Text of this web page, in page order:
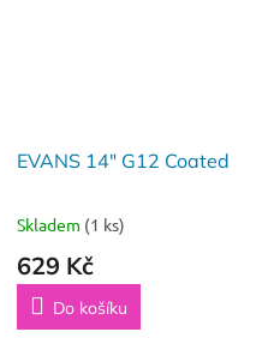
EVANS 14" G12 Coated
Skladem (1 ks)
629 Kč
Do košíku